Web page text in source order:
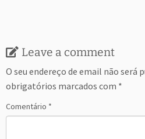
Leave a comment
O seu endereço de email não será
obrigatórios marcados com *
Comentário *